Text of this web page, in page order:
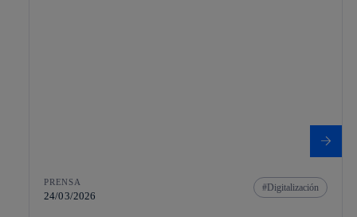
PRENSA
24/03/2026
Digitalización